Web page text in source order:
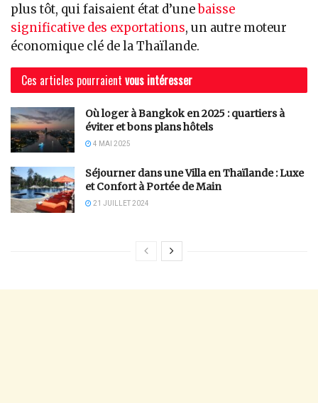
plus tôt, qui faisaient état d’unebaisse
significative des exportations, un autre moteur
économique clé de la Thaïlande.
Ces articles pourraient vous intéresser
Où loger à Bangkok en 2025 : quartiers à
éviter et bons plans hôtels
4 MAI 2025
Séjourner dans une Villa en Thaïlande : Luxe
et Confort à Portée de Main
21 JUILLET 2024